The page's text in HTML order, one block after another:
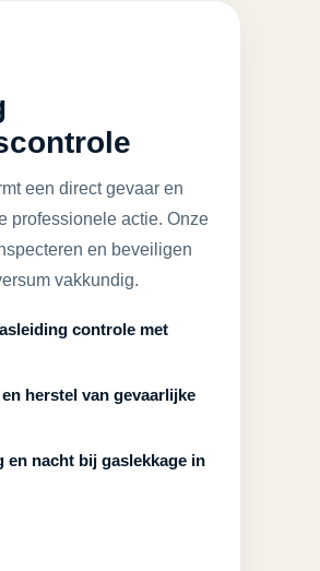
een direct gevaar en
professionele actie. Onze
en beveiligen
vakkundig.
controle met
herstel van gevaarlijke
en nacht bij gaslekkage in